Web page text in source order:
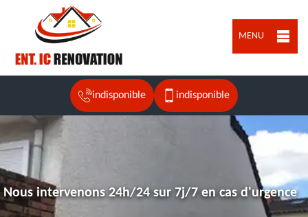
MENU
indisponible indisponible
Nous intervenons 24h/24 sur 7j/7 en cas d'urgence